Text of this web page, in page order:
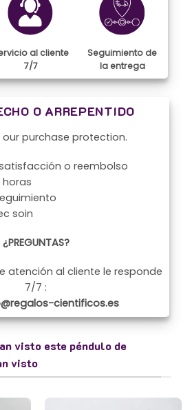
al cliente
7/7
Seguimiento de
la entrega
O ARREPENTIDO
purchase protection.
o reembolso
horas
soin
¿PREGUNTAS?
atención al cliente le responde
7/7 :
cientificos.es
visto este péndulo de
visto